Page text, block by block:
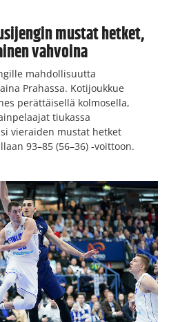
mustat hetket,
vahvoina
mahdollisuutta
Prahassa. Kotijoukkue
perättäisellä kolmosella,
tiukassa
vieraiden mustat hetket
93–85 (56–36) -voittoon.